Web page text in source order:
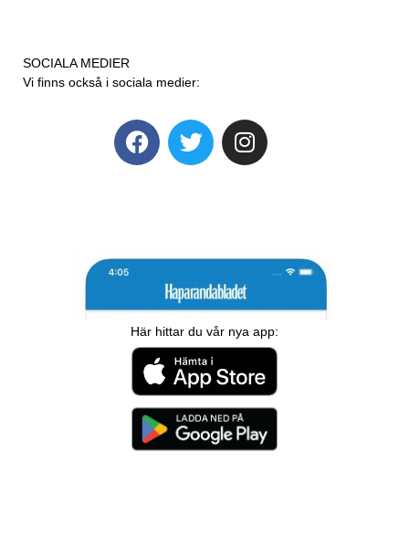
SOCIALA MEDIER
Vi finns också i sociala medier:
Här hittar du vår nya app: